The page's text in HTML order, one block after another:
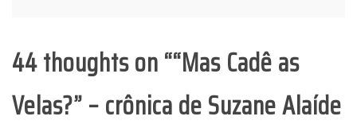
44 thoughts on ““Mas Cadê as
Velas?” – crônica de Suzane Alaíde